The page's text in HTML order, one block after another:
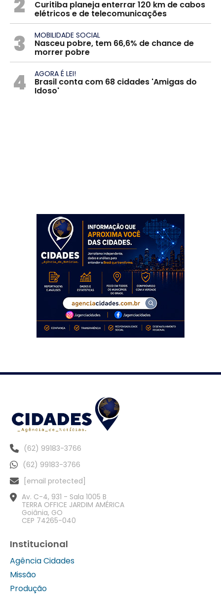
Curitiba planeja enterrar 120 km de cabos
elétricos e de telecomunicações
3 MOBILIDADE SOCIAL
Nasceu pobre, tem 66,6% de chance de
morrer pobre
4 AGORA É LEI!
Brasil conta com 68 cidades 'Amigas do
Idoso'
(62) 99183-3766
(62) 99183-3766
[email protected]
Av. C-4, 931 - Sala 1005 B
TERRA OFFICE JARDIM AMÉRICA
Goiânia, GO
CEP 74265-040
Institucional
Agência Cidades
Missão
Produção